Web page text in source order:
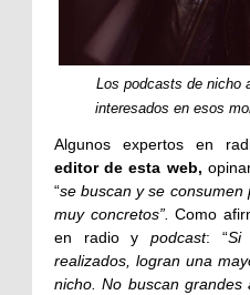
Los podcasts de nicho
interesados en esos
Algunos expertos en
editor de esta web,
“se buscan y se
muy concretos”.Como
en radio y podcast: “Si
realizados, logran una
nicho. No buscan grandes